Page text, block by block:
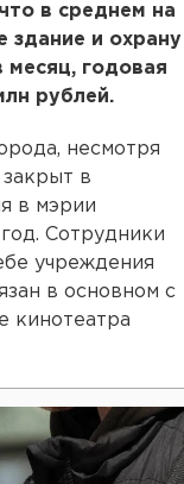
в среднем на
здание и охрану
месяц, годовая
рублей.
несмотря
в
в мэрии
Сотрудники
учреждения
в основном с
кинотеатра